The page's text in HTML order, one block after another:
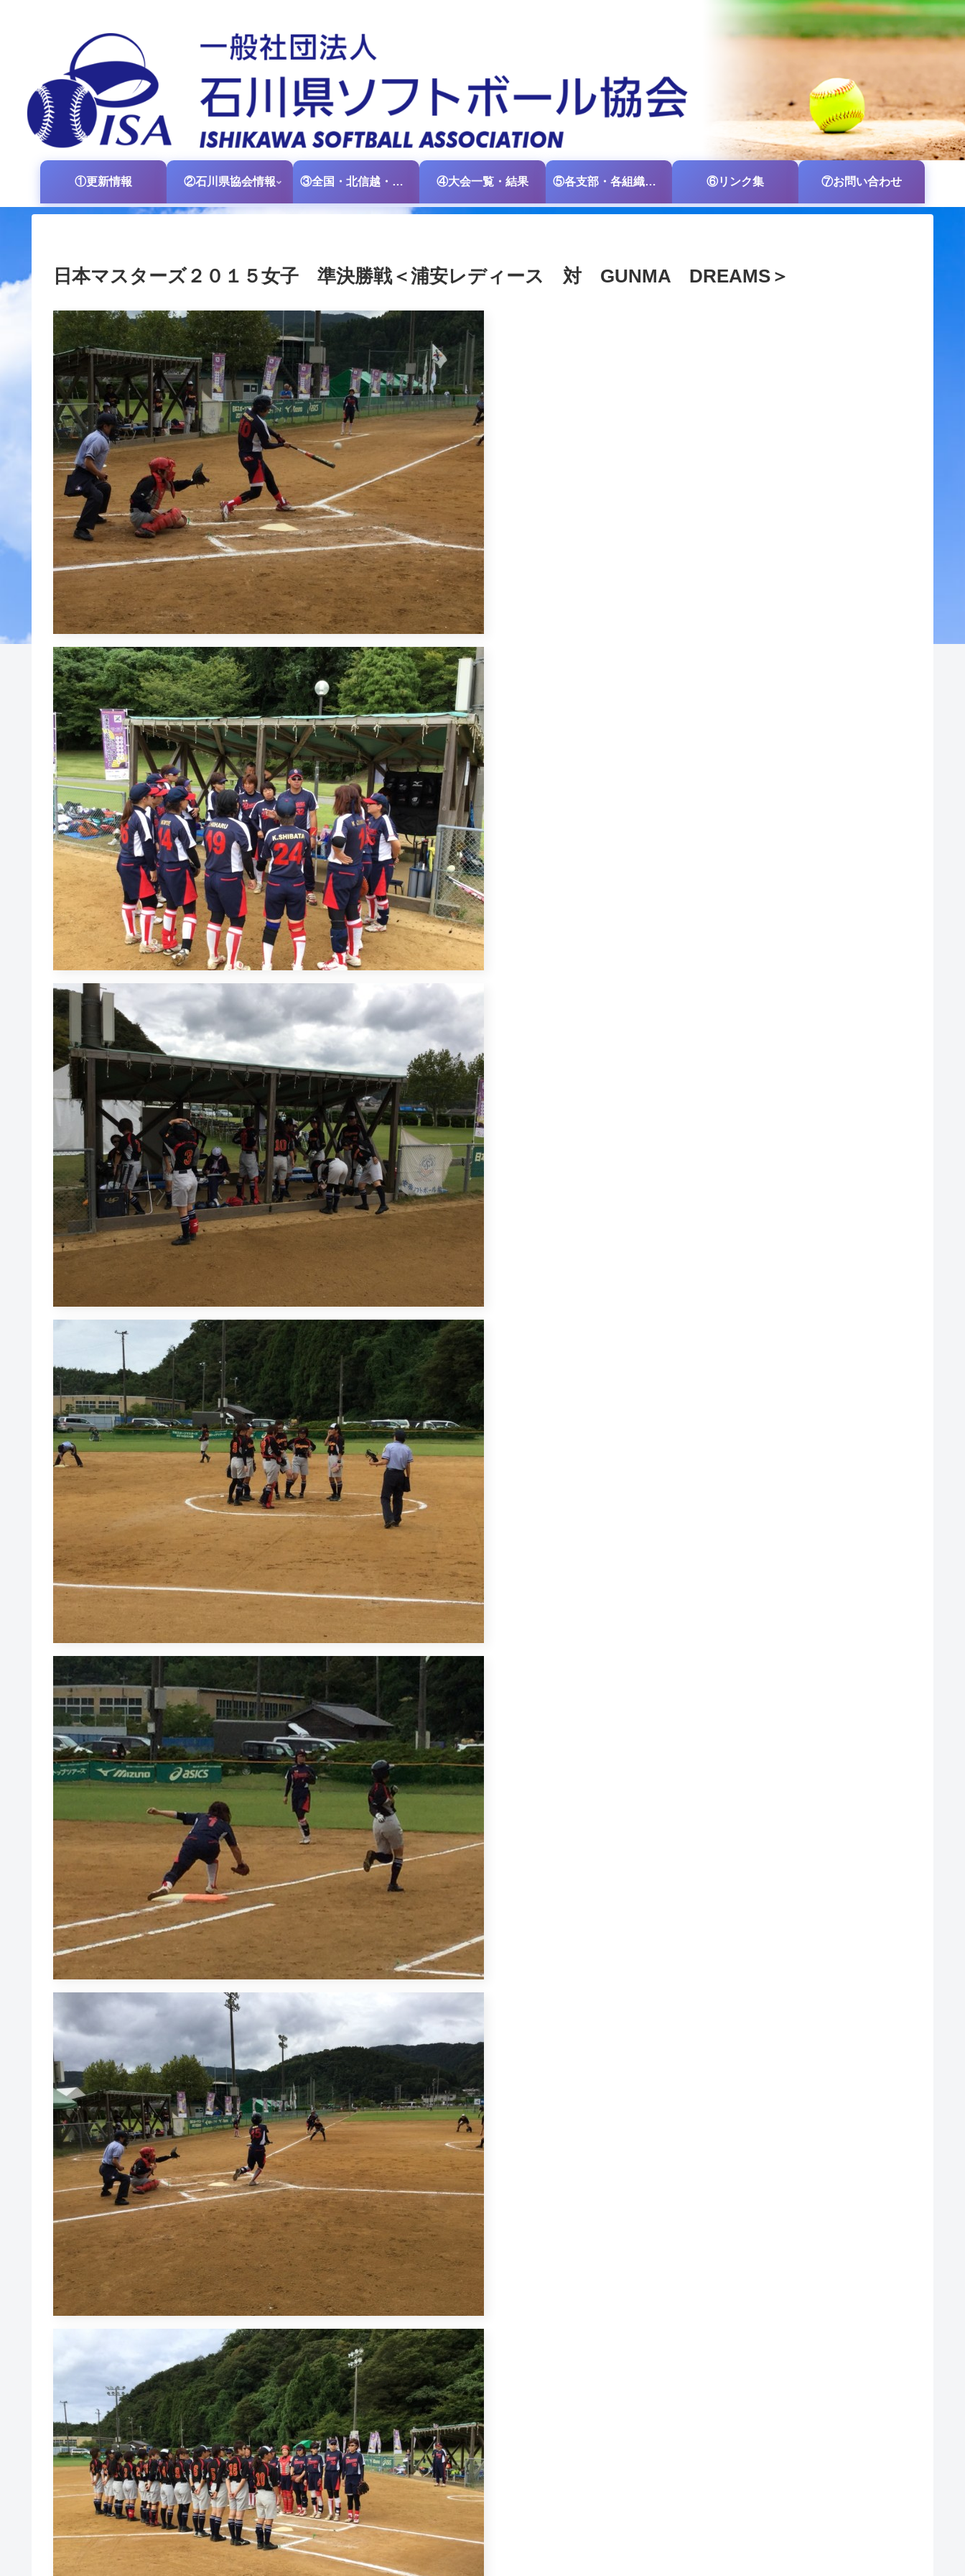
①更新情報 ②石川県協会情報 ③全国・北信越・中日本大会情報 ④大会一覧・結果 ⑤各支部・各組織の掲示板 ⑥リンク集 ⑦お問い合わせ
日本マスターズ２０１５女子 準決勝戦＜浦安レディース 対 GUNMA DREAMS＞